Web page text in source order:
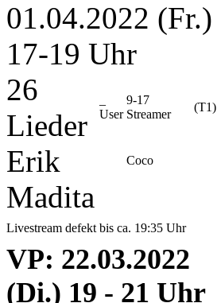
01.04.2022 (Fr.)
17-19 Uhr
26
Lieder
User
9-17
Streamer
(T1)
Erik Coco
Madita
Livestream defekt bis ca. 19:35 Uhr
VP: 22.03.2022
(Di.) 19 - 21 Uhr